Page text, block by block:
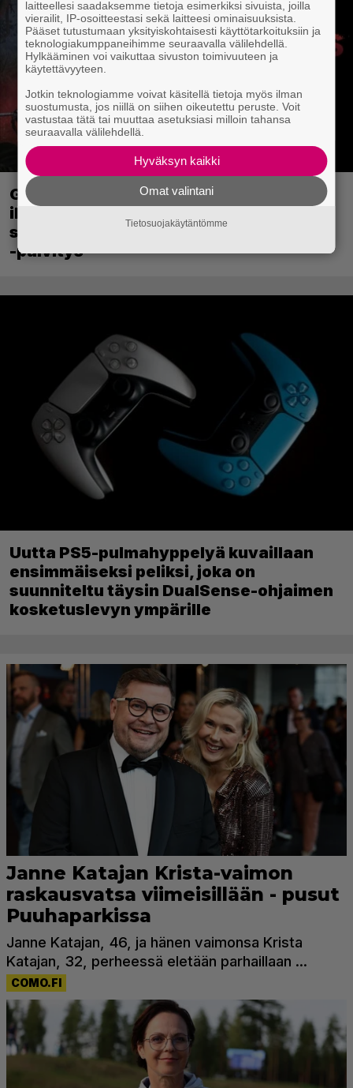
Ghost Recon 25 vuotta: nappaa nyt
ilmaiseksi Ghost Recon: Future Soldier
sekä merkittävä Ghost Recon Wildlands
-päivitys
Uutta PS5-pulmahyppelyä kuvaillaan
ensimmäiseksi peliksi, joka on
suunniteltu täysin DualSense-ohjaimen
kosketuslevyn ympärille
laitteellesi saadaksemme tietoja esimerkiksi sivuista, joilla
vierailit, IP-osoitteestasi sekä laitteesi ominaisuuksista.
Pääset tutustumaan yksityiskohtaisesti käyttötarkoituksiin ja
teknologiakumppaneihimme seuraavalla välilehdellä.
Hylkääminen voi vaikuttaa sivuston toimivuuteen ja
käytettävyyteen.
Jotkin teknologiamme voivat käsitellä tietoja myös ilman
suostumusta, jos niillä on siihen oikeutettu peruste. Voit
vastustaa tätä tai muuttaa asetuksiasi milloin tahansa
seuraavalla välilehdellä.
Hyväksyn kaikki
Omat valintani
Tietosuojakäytäntömme